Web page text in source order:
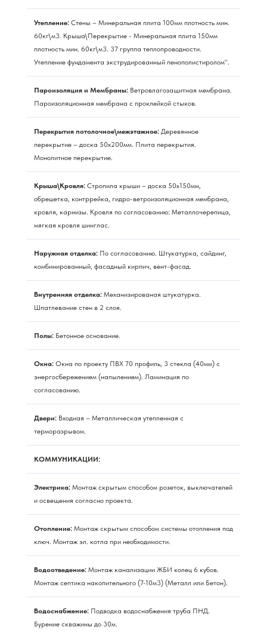
Утепление: Стены – Минеральная плита 100мм плотность мин.
60кг\м3. Крыша\Перекрытие - Минеральная плита 150мм
плотность мин. 60кг\м3. 37 группа теплопроводности.
Утепление фундамента экструдированный пенополистиролом".
Пароизоляция и Мембраны: Ветровлагозащитная мембрана.
Пароизоляционная мембрана с проклейкой стыков.
Перекрытия потолочное\межэтажное: Деревянное
перекрытие – доска 50х200мм. Плита перекрытия.
Монолитное перекрытие.
Крыша\Кровля: Стропила крыши – доска 50х150мм,
обрешетка, контррейка, гидро-ветроизоляционная мембрана,
кровля, карнизы. Кровля по согласованию: Металлочерепица,
мягкая кровля шинглас.
Наружная отделка: По согласованию. Штукатурка, сайдинг,
комбинированный, фасадный кирпич, вент-фасад.
Внутренняя отделка: Механизированая штукатурка.
Шпатлевание стен в 2 слоя.
Полы: Бетонное основание.
Окна: Окна по проекту ПВХ 70 профиль, 3 стекла (40мм) с
энергосбережением (напылением). Ламинация по
согласованию.
Двери: Входная – Металлическая утепленная с
терморазрывом.
КОММУНИКАЦИИ:
Электрика: Монтаж скрытым способом розеток, выключателей
и освещения согласно проекта.
Отопление: Монтаж скрытым способом системы отопления под
ключ. Монтаж эл. котла при необходимости.
Водоотведение: Монтаж канализации ЖБИ колец 6 кубов.
Монтаж септика накопительного (7-10м3) (Металл или Бетон).
Водоснабжение: Подводка водоснабжения труба ПНД.
Бурение скважины до 30м.